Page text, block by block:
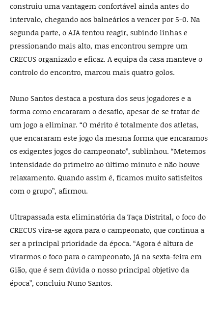
construiu uma vantagem confortável ainda antes do
intervalo, chegando aos balneários a vencer por 5-0. Na
segunda parte, o AJA tentou reagir, subindo linhas e
pressionando mais alto, mas encontrou sempre um
CRECUS organizado e eficaz. A equipa da casa manteve o
controlo do encontro, marcou mais quatro golos.
Nuno Santos destaca a postura dos seus jogadores e a
forma como encararam o desafio, apesar de se tratar de
um jogo a eliminar. “O mérito é totalmente dos atletas,
que encararam este jogo da mesma forma que encaramos
os exigentes jogos do campeonato”, sublinhou. “Metemos
intensidade do primeiro ao último minuto e não houve
relaxamento. Quando assim é, ficamos muito satisfeitos
com o grupo”, afirmou.
Ultrapassada esta eliminatória da Taça Distrital, o foco do
CRECUS vira-se agora para o campeonato, que continua a
ser a principal prioridade da época. “Agora é altura de
virarmos o foco para o campeonato, já na sexta-feira em
Gião, que é sem dúvida o nosso principal objetivo da
época”, concluiu Nuno Santos.